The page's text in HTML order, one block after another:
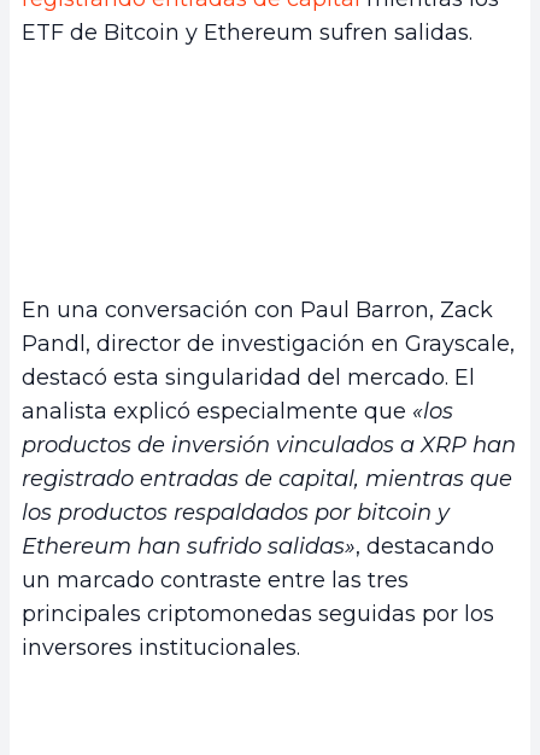
ETF de Bitcoin y Ethereum sufren salidas.
En una conversación con Paul Barron, Zack
Pandl, director de investigación en Grayscale,
destacó esta singularidad del mercado. El
analista explicó especialmente que «los
productos de inversión vinculados a XRP han
registrado entradas de capital, mientras que
los productos respaldados por bitcoin y
Ethereum han sufrido salidas», destacando
un marcado contraste entre las tres
principales criptomonedas seguidas por los
inversores institucionales.